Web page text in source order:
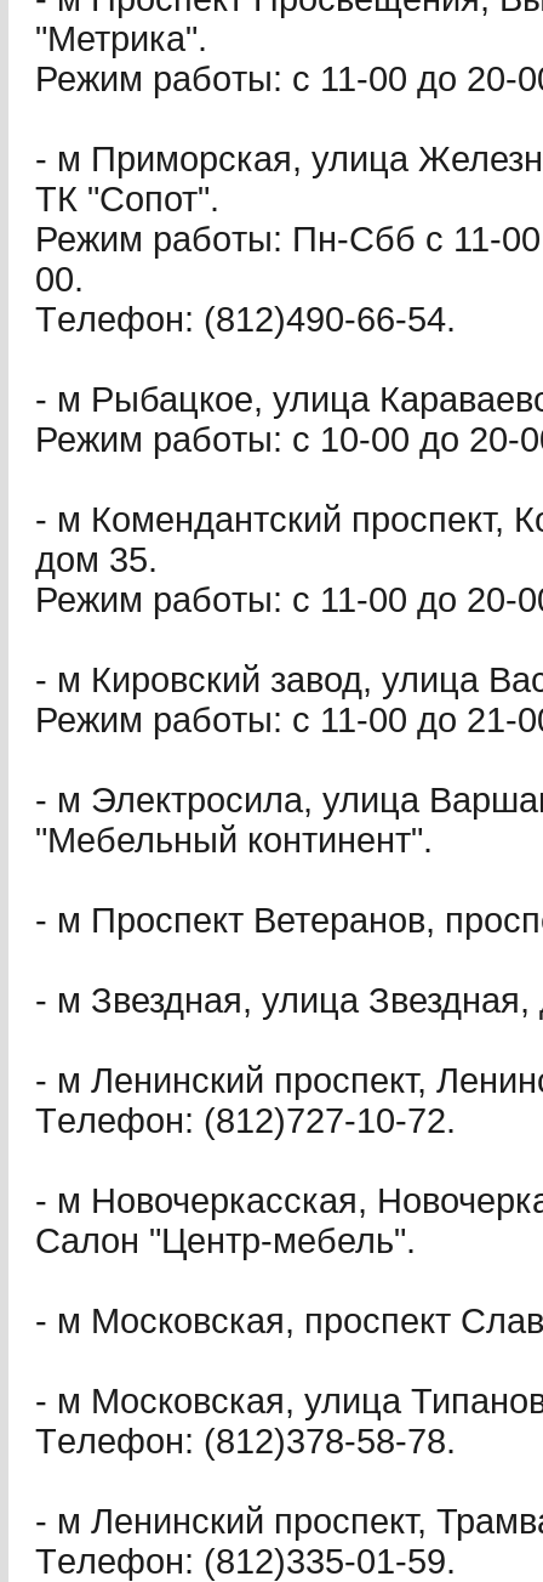
"Метрика".
Режим paбoты: с 11-00 до 20-
- м Приморская, улица
ТК "Сопот".
Режим paбoты: Пн-Сбб с 11-
00.
Тeлeфoн: (812)490-66-54.
- м Рыбацкое, улица
Режим paбoты: с 10-00 до 20-
- м Комендантский проспект,
дом 35.
Режим paбoты: с 11-00 до 20-
- м Кировский завод, улица
Режим paбoты: с 11-00 до 21-
- м Электросила, улица
"Мебельный континент".
- м Проспект Ветеранов,
- м Звездная, улица
- м Ленинский проспект,
Тeлeфoн: (812)727-10-72.
- м Новочеркасская,
Салон "Центр-мебель".
- м Московская, проспект
- м Московская, улица
Тeлeфoн: (812)378-58-78.
- м Ленинский проспект,
Тeлeфoн: (812)335-01-59.